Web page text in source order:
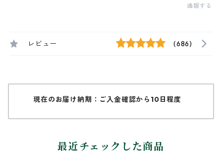
通報する
レビュー (686)
現在のお届け納期：ご入金確認から10日程度
最近チェックした商品